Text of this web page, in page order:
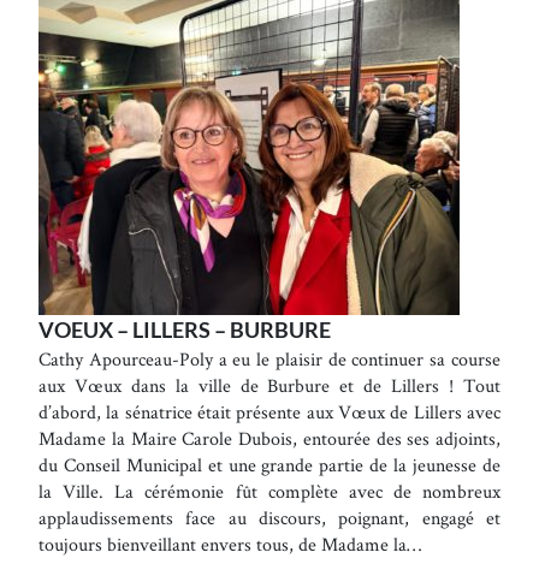
VOEUX – LILLERS – BURBURE
Cathy Apourceau-Poly a eu le plaisir de continuer sa course
aux Vœux dans la ville de Burbure et de Lillers ! Tout
d’abord, la sénatrice était présente aux Vœux de Lillers avec
Madame la Maire Carole Dubois, entourée des ses adjoints,
du Conseil Municipal et une grande partie de la jeunesse de
la Ville. La cérémonie fût complète avec de nombreux
applaudissements face au discours, poignant, engagé et
toujours bienveillant envers tous, de Madame la…